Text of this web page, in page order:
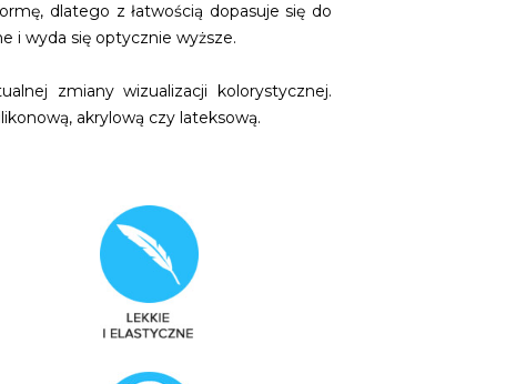
dlatego z łatwością dopasuje się do
i wyda się optycznie wyższe.
zmiany wizualizacji kolorystycznej.
akrylową czy lateksową.